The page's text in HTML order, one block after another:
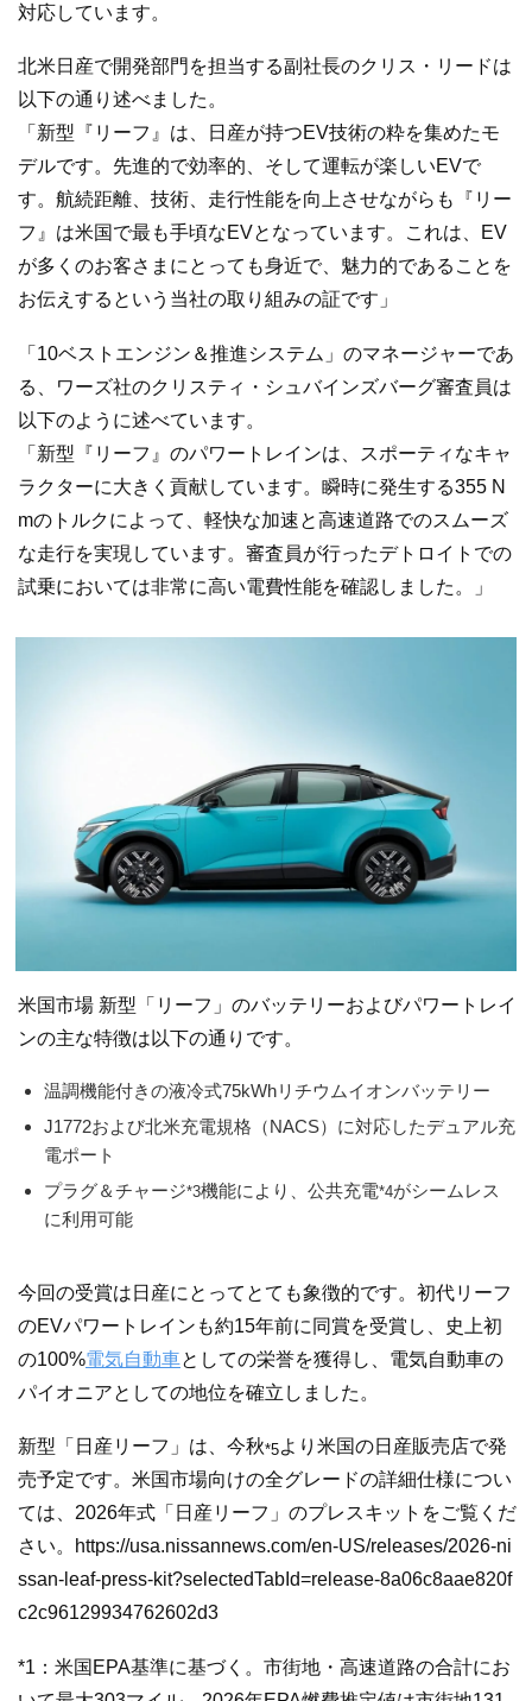
対応しています。
北米日産で開発部門を担当する副社長のクリス・リードは
以下の通り述べました。
「新型『リーフ』は、日産が持つEV技術の粋を集めたモ
デルです。先進的で効率的、そして運転が楽しいEVで
す。航続距離、技術、走行性能を向上させながらも『リー
フ』は米国で最も手頃なEVとなっています。これは、EV
が多くのお客さまにとっても身近で、魅力的であることを
お伝えするという当社の取り組みの証です」
「10ベストエンジン＆推進システム」のマネージャーであ
る、ワーズ社のクリスティ・シュバインズバーグ審査員は
以下のように述べています。
「新型『リーフ』のパワートレインは、スポーティなキャ
ラクターに大きく貢献しています。瞬時に発生する355 N
mのトルクによって、軽快な加速と高速道路でのスムーズ
な走行を実現しています。審査員が行ったデトロイトでの
試乗においては非常に高い電費性能を確認しました。」
米国市場 新型「リーフ」のバッテリーおよびパワートレイ
ンの主な特徴は以下の通りです。
温調機能付きの液冷式75kWhリチウムイオンバッテリー
J1772および北米充電規格（NACS）に対応したデュアル充
電ポート
プラグ＆チャージ*3機能により、公共充電*4がシームレス
に利用可能
今回の受賞は日産にとってとても象徴的です。初代リーフ
のEVパワートレインも約15年前に同賞を受賞し、史上初
の100%電気自動車としての栄誉を獲得し、電気自動車の
パイオニアとしての地位を確立しました。
新型「日産リーフ」は、今秋*5より米国の日産販売店で発
売予定です。米国市場向けの全グレードの詳細仕様につい
ては、2026年式「日産リーフ」のプレスキットをご覧くだ
さい。https://usa.nissannews.com/en-US/releases/2026-ni
ssan-leaf-press-kit?selectedTabId=release-8a06c8aae820f
c2c96129934762602d3
*1：米国EPA基準に基づく。市街地・高速道路の合計にお